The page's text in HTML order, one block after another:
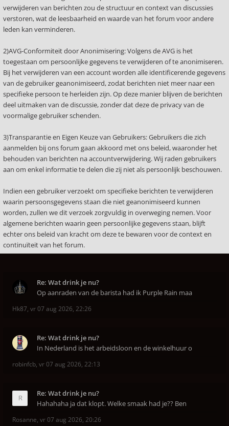
verwijderen van berichten zou de structuur en context van discussies
verstoren, wat de leesbaarheid en waarde van het forum voor andere
leden kan verminderen.
2)AVG-Conformiteit door Anonimisering: Volgens de AVG is het
toegestaan om persoonlijke gegevens te verwijderen of te anonimiseren.
Bij het verwijderen van een account worden alle identificerende gegevens
van de gebruiker geanonimiseerd, zodat berichten niet meer naar een
specifieke persoon te herleiden zijn. Op deze manier blijven de berichten
deel uitmaken van de discussie, zonder dat deze de privacy van de
voormalige gebruiker schenden.
3)Transparantie en Eigen Keuze van Gebruikers: Gebruikers die zich
aanmelden bij ons forum gaan akkoord met ons beleid, waaronder het
behouden van berichten na accountverwijdering. Wij raden gebruikers
aan om enkel informatie te delen die zij niet als persoonlijk beschouwen.
Indien een gebruiker verzoekt om specifieke berichten te verwijderen
waarin persoonsgegevens staan die niet geanonimiseerd kunnen
worden, zullen we dit verzoek zorgvuldig in overweging nemen. Voor
algemene berichten waarin geen persoonlijke gegevens staan, blijft
echter ons beleid van kracht om deze te bewaren voor de context en
continuïteit van het forum.
Re: Wat drink je nu?
Op aanraden van de barista had ik Purple Rain maa
Hk87, vr 07 aug 2026, 22:26
Re: Wat drink je nu?
In Nederland is het arbeidsloon en de winkelhuur o
robinfcb, vr 07 aug 2026, 22:13
Re: Wat drink je nu?
Hahahaha ja dat klopt. Welke smaak had je?? Ben
Rosanne, vr 07 aug 2026, 20:26